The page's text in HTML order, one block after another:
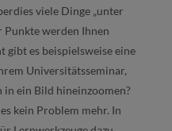
viele Dinge „unter
Punkte werden Ihnen
gibt es beispielsweise eine
Universitätsseminar,
ein Bild hineinzoomen?
kein Problem mehr. In